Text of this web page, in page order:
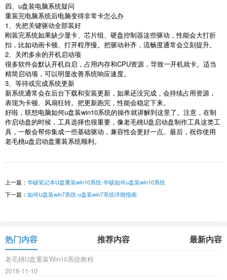
四、u盘装电脑系统疑问
重装完电脑系统后电脑变得非常卡怎么办
1
、先把关键驱动全部装好
刚装完系统如果缺少显卡、芯片组、硬盘控制器这些驱动，性能会大打折
扣，比如动画卡顿、打开程序慢。把驱动补齐，流畅度通常会立刻提升。
2 、关闭多余的开机启动项
很多软件会默认开机自启，占用内存和CPU资源，导致一开机就卡。适当
精简启动项，可以明显改善系统响应速度。
3 、等待或完成系统更新
新系统通常会在后台下载和安装更新，如果还没完成，会持续占用资源，
表现为卡顿、风扇狂转。把更新跑完，性能会稳定下来。
好啦，联想电脑如何u盘装win10系统的操作就讲解到这里了。注意，在制
作启动盘的时候，工具选择也很重要，像老毛桃U盘启动盘制作工具这类工
具，一般会帮你集成一些基础驱动，兼容性会更好一点。最后，祝你使用
老毛桃u盘启动盘重装系统顺利。
上一篇： 华硕笔记本U盘重装win10系统-华硕如何u盘装win10系统
下一篇： 如何U盘装win7系统-u盘装win7系统详细指南
热门内容 推荐内容 最新内容
老毛桃U盘重装Win10系统教程
2018-11-10